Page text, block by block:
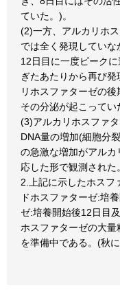
ていた。)。
(2)一方、アルカリホ
では全く発現していな
12日目に一度ピーク
ぎたあたりから再び
リホスファターゼの
その分泌が起こってい
(3)アルカリホスファ
DNA量の増加(細胞分
の急激な増加がアル
応した形で観測された。
2.上記に示したホスフ
ドホスファターゼ:培
ゼ:培養開始後12日目
ホスファターゼの大
を準備中である。(秋に